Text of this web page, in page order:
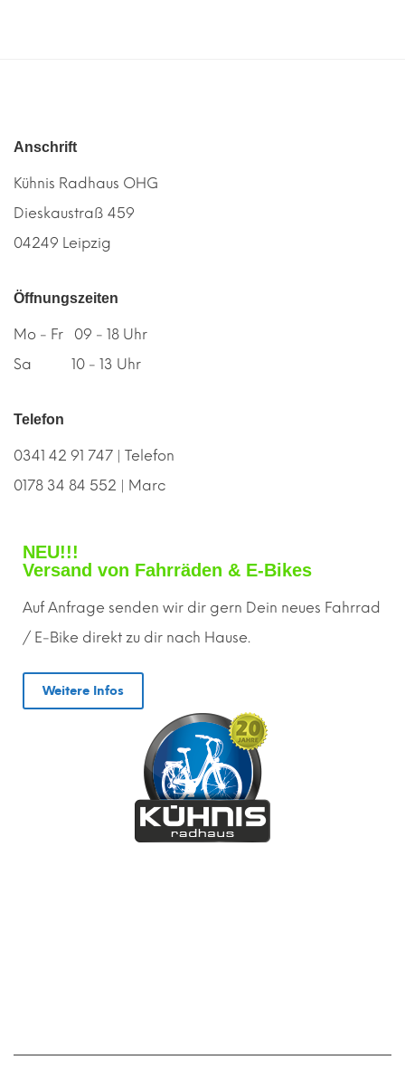
Anschrift
Kühnis Radhaus OHG
Dieskaustraß 459
04249 Leipzig
Öffnungszeiten
Mo - Fr 09 - 18 Uhr
Sa 10 - 13 Uhr
Telefon
0341 42 91 747 | Telefon
0178 34 84 552 | Marc
NEU!!!
Versand von Fahrräden & E-Bikes
Auf Anfrage senden wir dir gern Dein neues Fahrrad
/ E-Bike direkt zu dir nach Hause.
Weitere Infos